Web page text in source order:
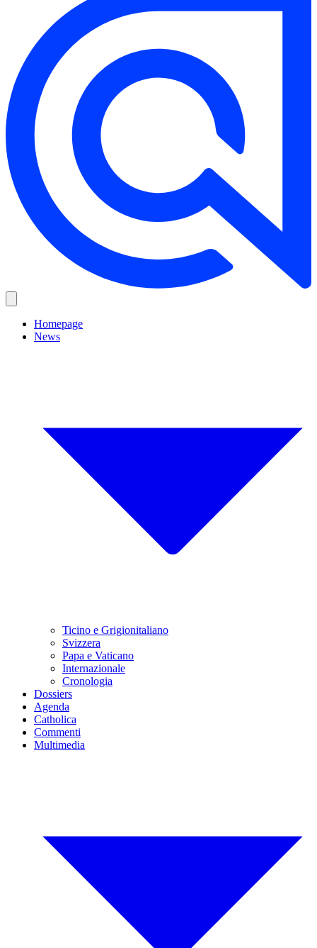
Homepage
News
Ticino e Grigionitaliano
Svizzera
Papa e Vaticano
Internazionale
Cronologia
Dossiers
Agenda
Catholica
Commenti
Multimedia